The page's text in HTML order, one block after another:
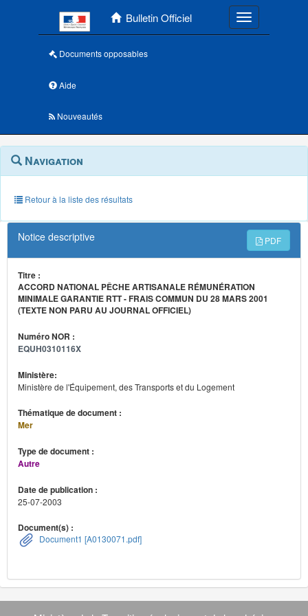
Bulletin Officiel Toggle
Documents opposables
Aide
Nouveautés
Navigation
outils
annexes
Menu
contextuel
Navigation
Retour à la liste des résultats
Notice descriptive PDF
Titre :
ACCORD NATIONAL PÊCHE ARTISANALE RÉMUNÉRATION
MINIMALE GARANTIE RTT - FRAIS COMMUN DU 28 MARS 2001
(TEXTE NON PARU AU JOURNAL OFFICIEL)
Numéro NOR :
EQUH0310116X
Ministère:
Ministère de l'Équipement, des Transports et du Logement
Thématique de document :
Mer
Type de document :
Autre
Date de publication :
25-07-2003
Document(s) :
Document1 [A0130071.pdf]
Navigation